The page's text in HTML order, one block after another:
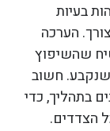
בעיות
הערכה
שהשיפוץ
חשוב
בתהליך, כדי
הצדדים.